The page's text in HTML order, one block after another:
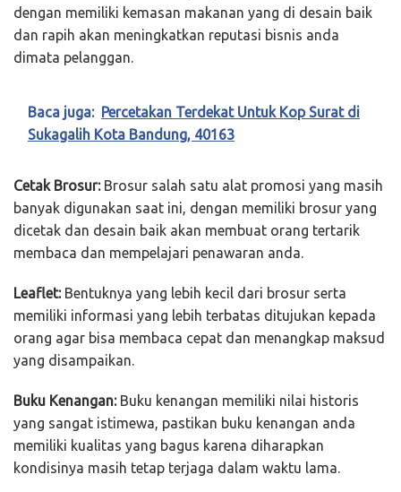
dengan memiliki kemasan makanan yang di desain baik
dan rapih akan meningkatkan reputasi bisnis anda
dimata pelanggan.
Baca juga: Percetakan Terdekat Untuk Kop Surat di
Sukagalih Kota Bandung, 40163
Cetak Brosur:Brosur salah satu alat promosi yang masih
banyak digunakan saat ini, dengan memiliki brosur yang
dicetak dan desain baik akan membuat orang tertarik
membaca dan mempelajari penawaran anda.
Leaflet:Bentuknya yang lebih kecil dari brosur serta
memiliki informasi yang lebih terbatas ditujukan kepada
orang agar bisa membaca cepat dan menangkap maksud
yang disampaikan.
Buku Kenangan:Buku kenangan memiliki nilai historis
yang sangat istimewa, pastikan buku kenangan anda
memiliki kualitas yang bagus karena diharapkan
kondisinya masih tetap terjaga dalam waktu lama.